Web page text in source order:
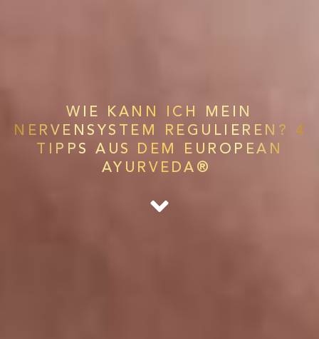
WIE KANN ICH MEIN
NERVENSYSTEM REGULIEREN? 4
TIPPS AUS DEM EUROPEAN
AYURVEDA®